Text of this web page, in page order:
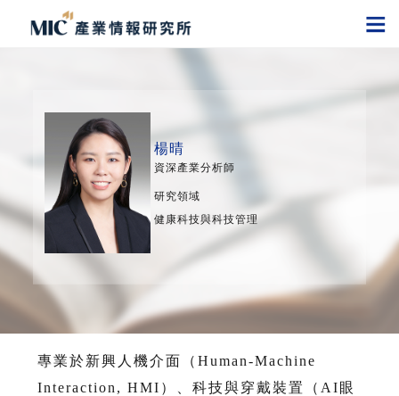
楊晴
資深產業分析師
研究領域
健康科技與科技管理
專業於新興人機介面（Human-Machine
Interaction, HMI）、科技與穿戴裝置（AI眼